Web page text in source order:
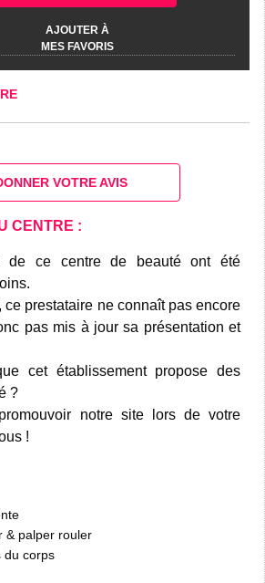
AJOUTER À
MES FAVORIS
VOTRE AVIS
CENTRE :
de ce centre de beauté ont été
ce prestataire ne connaît pas encore
pas mis à jour sa présentation et
cet établissement propose des
?
notre site lors de votre
!
& palper rouler
du corps